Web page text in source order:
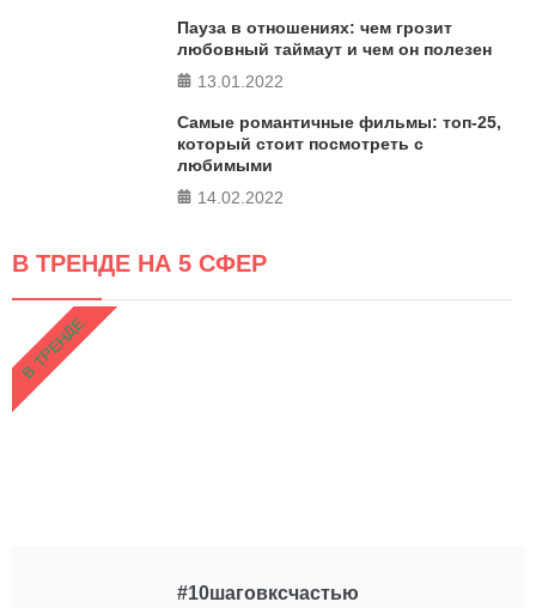
Пауза в отношениях: чем грозит
любовный таймаут и чем он полезен
13.01.2022
Самые романтичные фильмы: топ-25,
который стоит посмотреть с
любимыми
14.02.2022
В ТРЕНДЕ НА 5 СФЕР
#10шаговксчастью
В ТРЕНДЕ